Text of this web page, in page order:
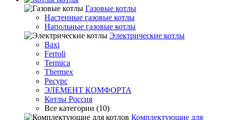
Гaзовые котлы
Настенные газовые котлы
Напольные газовые котлы
Электрические котлы
Baxi
Ferroli
Termica
Thermex
Ресурс
ЭЛЕМЕНТ КОМФОРТА
Котлы Россия
Все категории (10)
Комплектующие для